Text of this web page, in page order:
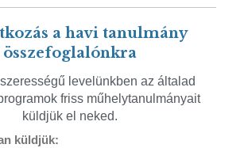
a havi tanulmány
összefoglalónkra
levelünkben az általad
friss műhelytanulmányait
küldjük el neked.
küldjük: